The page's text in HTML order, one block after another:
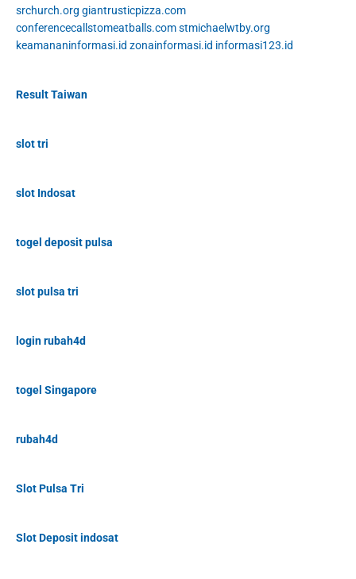
srchurch.org giantrusticpizza.com
conferencecallstomeatballs.comstmichaelwtby.org
keamananinformasi.id zonainformasi.id informasi123.id
Result Taiwan
slot tri
slot Indosat
togel deposit pulsa
slot pulsa tri
login rubah4d
togel Singapore
rubah4d
Slot Pulsa Tri
Slot Deposit indosat